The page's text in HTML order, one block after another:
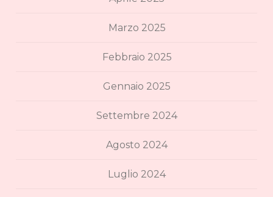
Marzo 2025
Febbraio 2025
Gennaio 2025
Settembre 2024
Agosto 2024
Luglio 2024